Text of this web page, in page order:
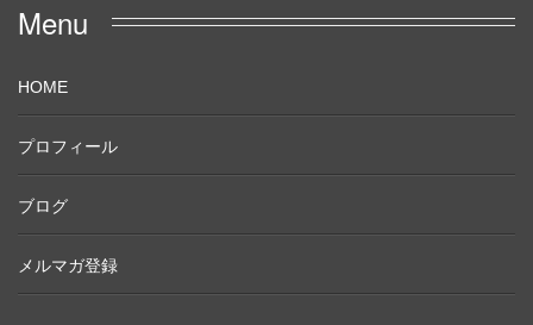
Menu
HOME
プロフィール
ブログ
メルマガ登録